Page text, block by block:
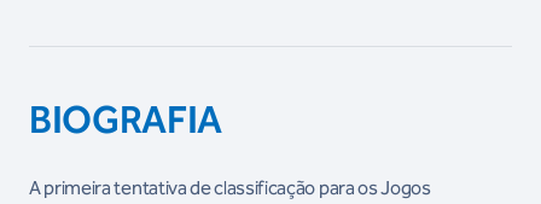
BIOGRAFIA
A primeira tentativa de classificação para os Jogos